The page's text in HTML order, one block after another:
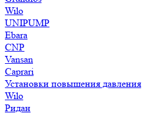
Wilo
UNIPUMP
Ebara
CNP
Vansan
Caprari
Установки повышения давления
Wilo
Ридан